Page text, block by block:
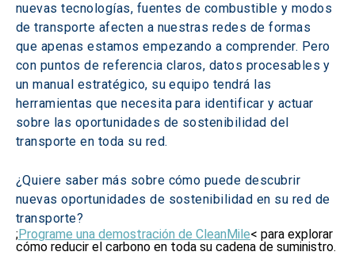
nuevas tecnologías, fuentes de combustible y modos
de transporte afecten a nuestras redes de formas
que apenas estamos empezando a comprender. Pero
con puntos de referencia claros, datos procesables y
un manual estratégico, su equipo tendrá las
herramientas que necesita para identificar y actuar
sobre las oportunidades de sostenibilidad del
transporte en toda su red.
¿Quiere saber más sobre cómo puede descubrir
nuevas oportunidades de sostenibilidad en su red de
transporte?
;Programe una demostración de CleanMile< para explorar
cómo reducir el carbono en toda su cadena de suministro.